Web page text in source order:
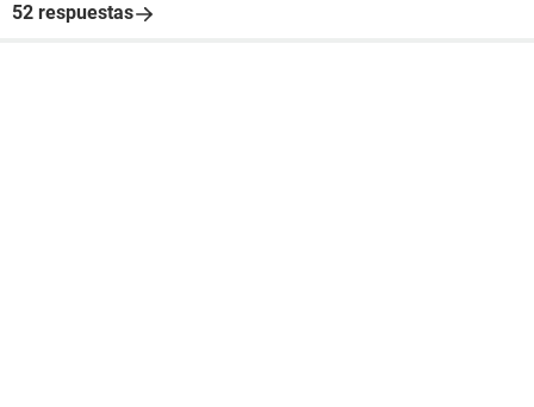
52 respuestas